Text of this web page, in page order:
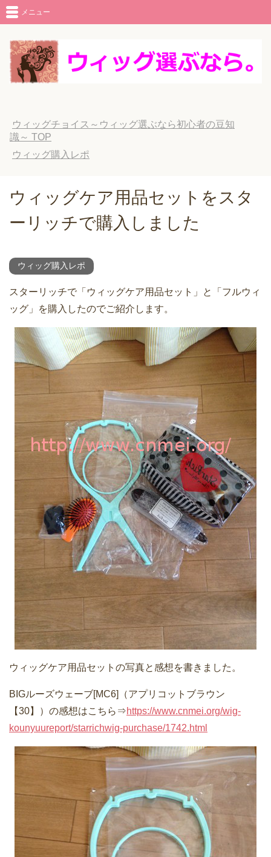
メニュー
ウィッグチョイス～ウィッグ選ぶなら初心者の豆知
識～ TOP
ウィッグ購入レポ
ウィッグケア用品セットをスタ
ーリッチで購入しました
ウィッグ購入レポ
スターリッチで「ウィッグケア用品セット」と「フルウィ
ッグ」を購入したのでご紹介します。
ウィッグケア用品セットの写真と感想を書きました。
BIGルーズウェーブ[MC6]（アプリコットブラウン
【30】）の感想はこちら⇒https://www.cnmei.org/wig-
kounyuureport/starrichwig-purchase/1742.html